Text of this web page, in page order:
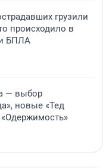
грузили
происходило в
БПЛА
— выбор
новые «Тед